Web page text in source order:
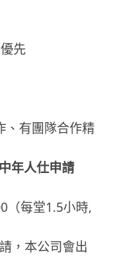
先
、有團隊合作精
年人仕申請
（每堂1.5小時,
，本公司會出